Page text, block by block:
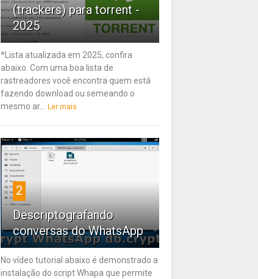
(trackers) para torrent -
2025
*Lista atualizada em 2025, confira
abaixo. Com uma boa lista de
rastreadores você encontra quem está
fazendo download ou semeando o
mesmo ar...
Ler mais
2
Descriptografando
conversas do WhatsApp
No vídeo tutorial abaixo é demonstrado a
instalação do script Whapa que permite